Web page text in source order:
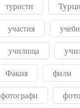
туристи
участия
училища
Факия филм
фотографи